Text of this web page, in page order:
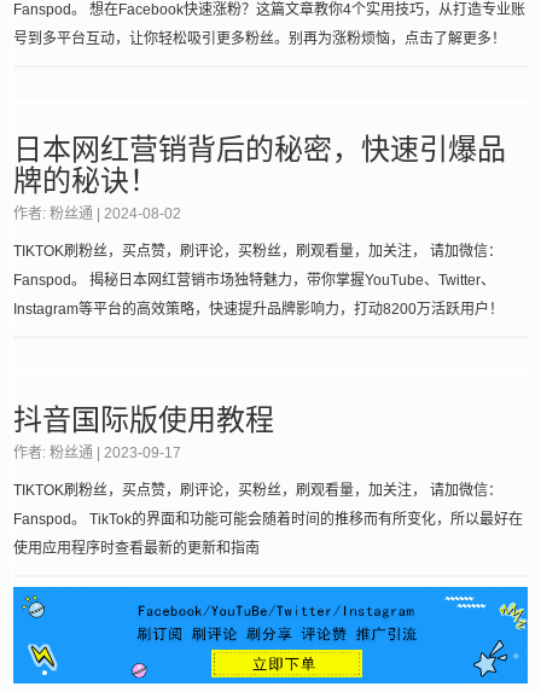
Fanspod。 想在Facebook快速涨粉？这篇文章教你4个实用技巧，从打造专业账
号到多平台互动，让你轻松吸引更多粉丝。别再为涨粉烦恼，点击了解更多！
日本网红营销背后的秘密，快速引爆品
牌的秘诀！
作者: 粉丝通 | 2024-08-02
TIKTOK刷粉丝，买点赞，刷评论，买粉丝，刷观看量，加关注， 请加微信：
Fanspod。 揭秘日本网红营销市场独特魅力，带你掌握YouTube、Twitter、
Instagram等平台的高效策略，快速提升品牌影响力，打动8200万活跃用户！
抖音国际版使用教程
作者: 粉丝通 | 2023-09-17
TIKTOK刷粉丝，买点赞，刷评论，买粉丝，刷观看量，加关注， 请加微信：
Fanspod。 TikTok的界面和功能可能会随着时间的推移而有所变化，所以最好在
使用应用程序时查看最新的更新和指南